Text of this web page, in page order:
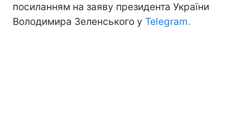
посиланням на заяву президента України
Володимира Зеленського у Telegram.